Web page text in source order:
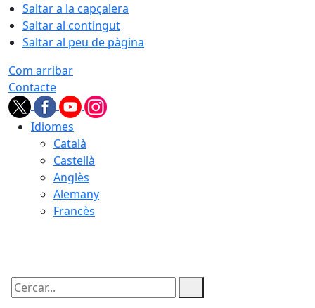
Saltar a la capçalera
Saltar al contingut
Saltar al peu de pàgina
Com arribar
Contacte
Idiomes
Català
Castellà
Anglès
Alemany
Francès
Cercar: